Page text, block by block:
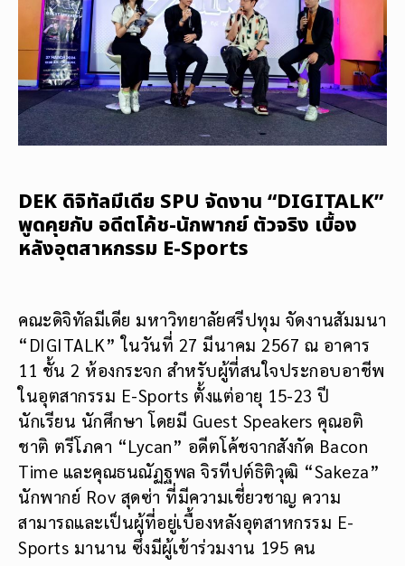
DEK ดิจิทัลมีเดีย SPU จัดงาน “DIGITALK”
พูดคุยกับ อดีตโค้ช-นักพากย์ ตัวจริง เบื้อง
หลังอุตสาหกรรม E-Sports
คณะดิจิทัลมีเดีย มหาวิทยาลัยศรีปทุม จัดงานสัมมนา
“DIGITALK” ในวันที่ 27 มีนาคม 2567 ณ อาคาร
11 ชั้น 2 ห้องกระจก สำหรับผู้ที่สนใจประกอบอาชีพ
ในอุตสากรรม E-Sports ตั้งแต่อายุ 15-23 ปี
นักเรียน นักศึกษา โดยมี Guest Speakers คุณอติ
ชาติ ตรีโภคา “Lycan” อดีตโค้ชจากสังกัด Bacon
Time และคุณธนณัฏฐพล จิรทีปต์ธิติวุฒิ “Sakeza”
นักพากย์ Rov สุดซ่า ที่มีความเชี่ยวชาญ ความ
สามารถและเป็นผู้ที่อยู่เบื้องหลังอุตสาหกรรม E-
Sports มานาน ซึ่งมีผู้เข้าร่วมงาน 195 คน